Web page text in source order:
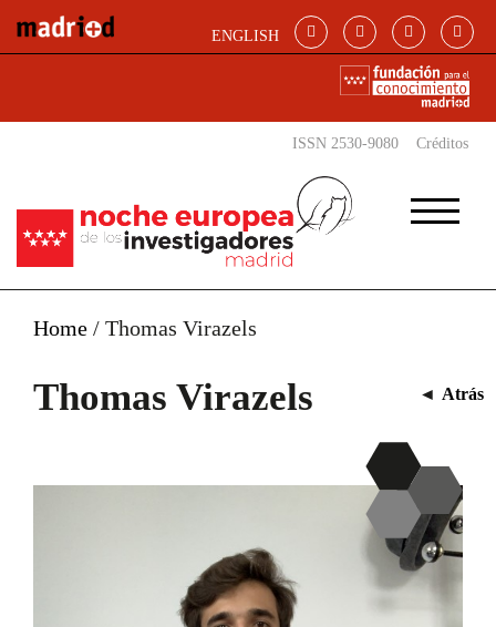
ENGLISH
ISSN 2530-9080 Créditos
Home / Thomas Virazels
Thomas Virazels ◄ Atrás